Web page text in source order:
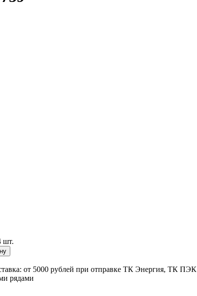
шт.
от 5000 рублей при отправке ТК Энергия, ТК ПЭК
рядами